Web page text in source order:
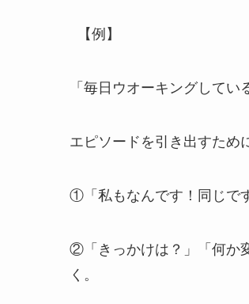
【例】
「毎日ウオーキングしてい
エピソードを引き出すため
①「私もなんです！同じで
②「きっかけは？」「何か
く。